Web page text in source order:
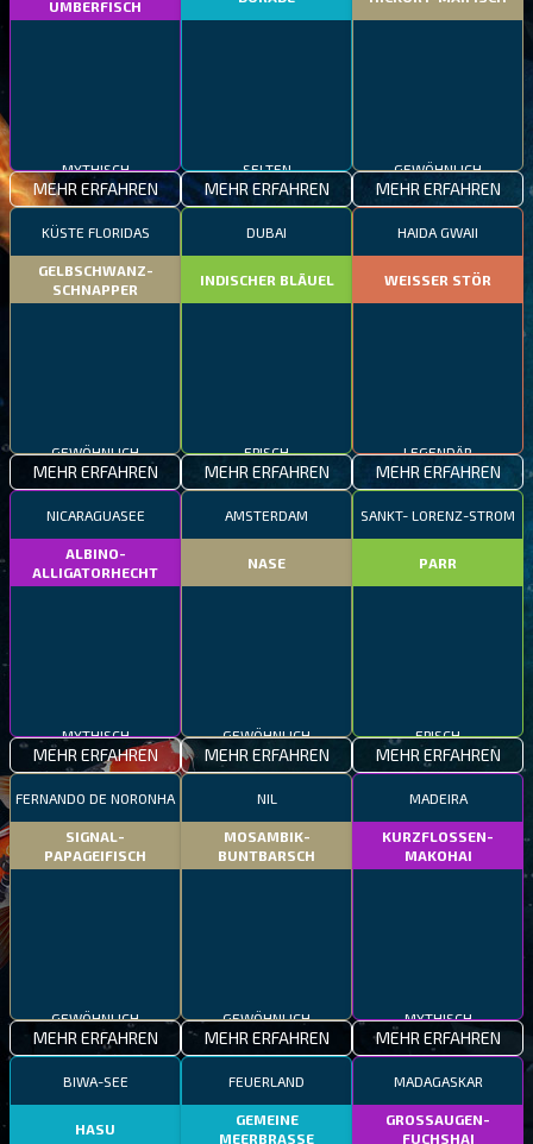
UMBERFISCH
MEHR ERFAHREN MEHR ERFAHREN MEHR ERFAHREN
KÜSTE FLORIDAS
GELBSCHWANZ-
SCHNAPPER
MEHR ERFAHREN
DUBAI
INDISCHER BLÄUEL
MEHR ERFAHREN
HAIDA GWAII
WEISSER STÖR
MEHR ERFAHREN
NICARAGUASEE
ALBINO-
ALLIGATORHECHT
MEHR ERFAHREN
AMSTERDAM
NASE
MEHR ERFAHREN
SANKT- LORENZ-STROM
PARR
MEHR ERFAHREN
FERNANDO DE NORONHA
SIGNAL-
PAPAGEIFISCH
MEHR ERFAHREN
NIL
MOSAMBIK-
BUNTBARSCH
MEHR ERFAHREN
MADEIRA
KURZFLOSSEN-
MAKOHAI
MEHR ERFAHREN
BIWA-SEE
HASU
FEUERLAND
GEMEINE
MEERBRASSE
MADAGASKAR
GROSSAUGEN-
FUCHSHAI